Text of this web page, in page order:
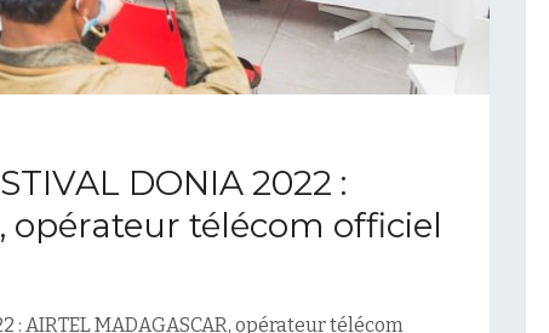
DONIA 2022 :
opérateur télécom officiel
: AIRTEL MADAGASCAR, opérateur télécom